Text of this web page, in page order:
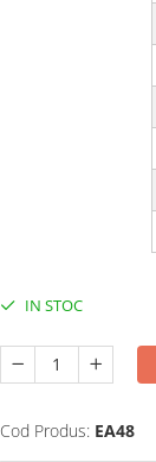
IN STOC
Cod Produs: EA48